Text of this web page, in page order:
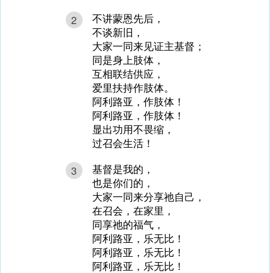
2
不讲蒙恩先后，
不谈新旧，
大家一同来见证主基督；
同是身上肢体，
互相联结供应，
爱里扶持作肢体。
阿利路亚，作肢体！
阿利路亚，作肢体！
显出功用不畏缩，
过召会生活！
3
基督是我的，
也是你们的，
大家一同来分享祂自己，
在召会，在家里，
同享祂的福气，
阿利路亚，乐无比！
阿利路亚，乐无比！
阿利路亚，乐无比！